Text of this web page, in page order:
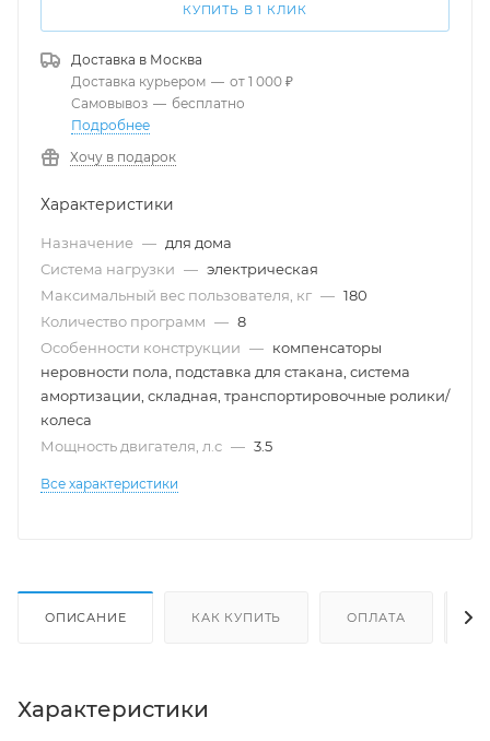
КУПИТЬ В 1 КЛИК
Доставка в Москва
Доставка курьером — от 1 000 ₽
Самовывоз — бесплатно
Подробнее
Хочу в подарок
Характеристики
Назначение — для дома
Система нагрузки — электрическая
Максимальный вес пользователя, кг — 180
Количество программ — 8
Особенности конструкции — компенсаторы
неровности пола, подставка для стакана, система
амортизации, складная, транспортировочные ролики/
колеса
Мощность двигателя, л.с — 3.5
Все характеристики
ОПИСАНИЕ КАК КУПИТЬ ОПЛАТА
Характеристики